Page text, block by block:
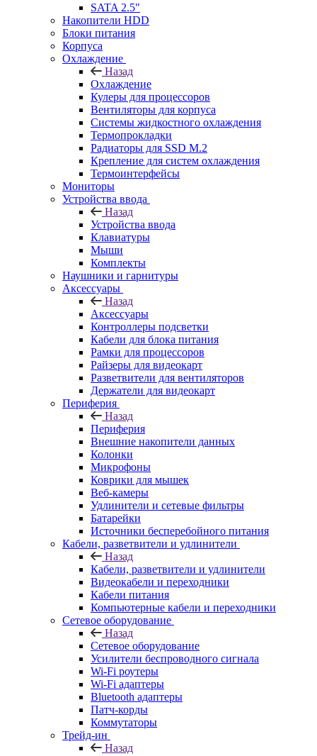
SATA 2.5"
Накопители HDD
Блоки питания
Корпуса
Охлаждение
Назад
Охлаждение
Кулеры для процессоров
Вентиляторы для корпуса
Системы жидкостного охлаждения
Термопрокладки
Радиаторы для SSD M.2
Крепление для систем охлаждения
Термоинтерфейсы
Мониторы
Устройства ввода
Назад
Устройства ввода
Клавиатуры
Мыши
Комплекты
Наушники и гарнитуры
Аксессуары
Назад
Аксессуары
Контроллеры подсветки
Кабели для блока питания
Рамки для процессоров
Райзеры для видеокарт
Разветвители для вентиляторов
Держатели для видеокарт
Периферия
Назад
Периферия
Внешние накопители данных
Колонки
Микрофоны
Коврики для мышек
Веб-камеры
Удлинители и сетевые фильтры
Батарейки
Источники бесперебойного питания
Кабели, разветвители и удлинители
Назад
Кабели, разветвители и удлинители
Видеокабели и переходники
Кабели питания
Компьютерные кабели и переходники
Сетевое оборудование
Назад
Сетевое оборудование
Усилители беспроводного сигнала
Wi-Fi роутеры
Wi-Fi адаптеры
Bluetooth адаптеры
Патч-корды
Коммутаторы
Трейд-ин
Назад